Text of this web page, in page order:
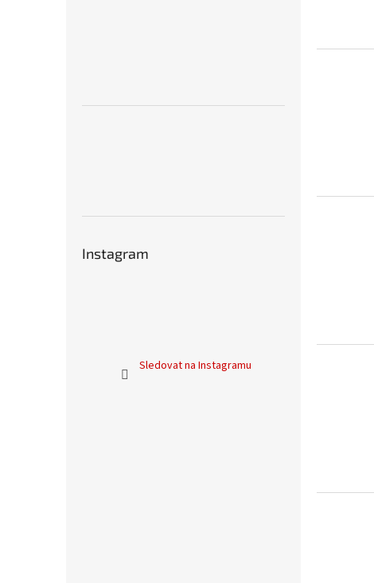
Instagram
Sledovat na Instagramu